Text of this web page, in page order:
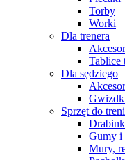
Torby
Worki
Dla trenera
Tablice
Dla sędziego
Sprzęt do
Gumy i
Mury,